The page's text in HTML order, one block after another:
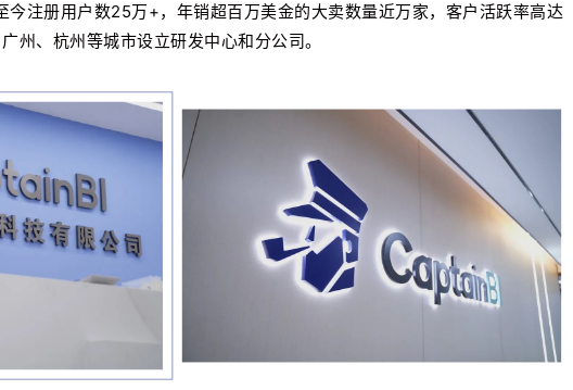
今注册用户数25万+，年销超百万美金的大卖数量近万家，客户活跃率高达
州、杭州等城市设立研发中心和分公司。